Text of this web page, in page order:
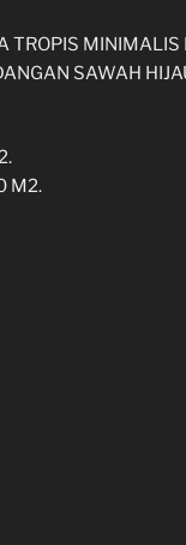
TROPIS MINIMALIS
SAWAH
M2.